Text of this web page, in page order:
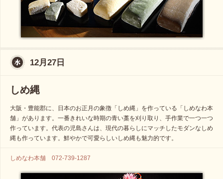
12月27日
しめ縄
大阪・豊能郡に、日本のお正月の象徴「しめ縄」を作っている「しめなわ本
舗」があります。一番きれいな時期の青い藁を刈り取り、手作業で一つ一つ
作っています。代表の児島さんは、現代の暮らしにマッチしたモダンなしめ
縄も作っています。鮮やかで可愛らしいしめ縄も魅力的です。
しめなわ本舗 072-739-1287